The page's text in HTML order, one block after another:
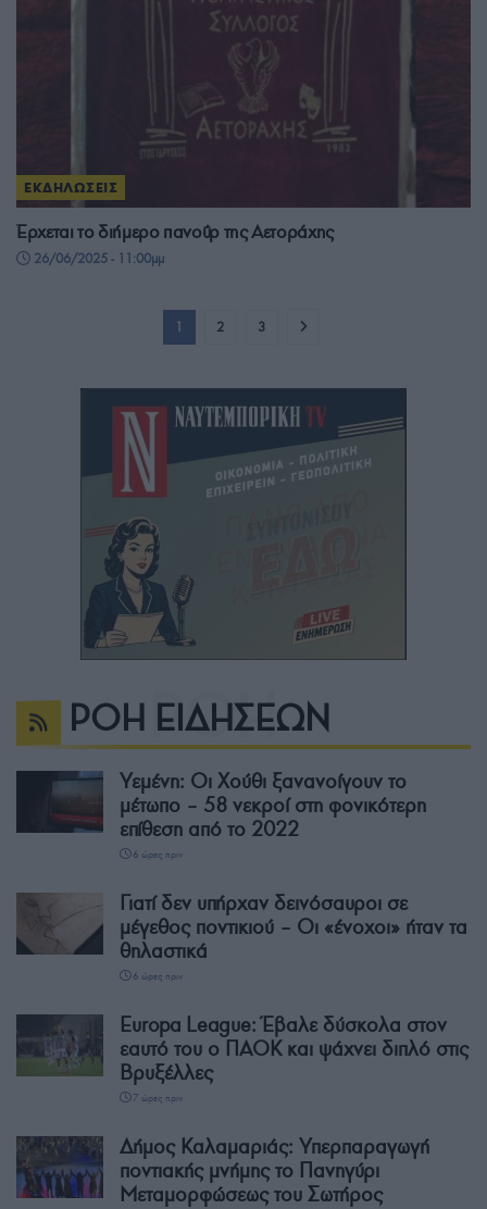
ΕΚΔΗΛΩΣΕΙΣ
Έρχεται το διήμερο πανοΰρ της Αετοράχης
26/06/2025 - 11:00μμ
1 2 3
ΡΟΗ ΕΙΔΗΣΕΩΝ
Υεμένη: Οι Χούθι ξανανοίγουν το
μέτωπο – 58 νεκροί στη φονικότερη
επίθεση από το 2022
6 ώρες πριν
Γιατί δεν υπήρχαν δεινόσαυροι σε
μέγεθος ποντικιού – Οι «ένοχοι» ήταν τα
θηλαστικά
6 ώρες πριν
Europa League: Έβαλε δύσκολα στον
εαυτό του ο ΠΑΟΚ και ψάχνει διπλό στις
Βρυξέλλες
7 ώρες πριν
Δήμος Καλαμαριάς: Υπερπαραγωγή
ποντιακής μνήμης το Πανηγύρι
Μεταμορφώσεως του Σωτήρος